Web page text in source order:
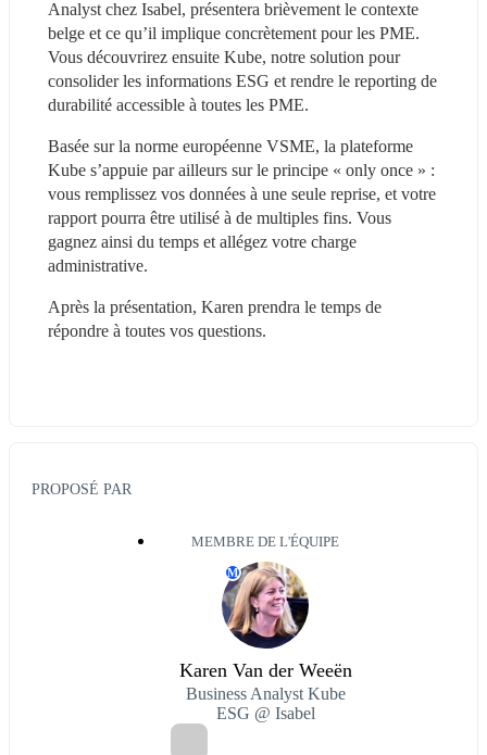
Analyst chez Isabel, présentera brièvement le contexte
belge et ce qu’il implique concrètement pour les PME.
Vous découvrirez ensuite Kube, notre solution pour
consolider les informations ESG et rendre le reporting de
durabilité accessible à toutes les PME.
Basée sur la norme européenne VSME, la plateforme
Kube s’appuie par ailleurs sur le principe « only once » :
vous remplissez vos données à une seule reprise, et votre
rapport pourra être utilisé à de multiples fins. Vous
gagnez ainsi du temps et allégez votre charge
administrative.
Après la présentation, Karen prendra le temps de
répondre à toutes vos questions.
PROPOSÉ PAR
MEMBRE DE L'ÉQUIPE
M
Karen Van der Weeën
Business Analyst Kube
ESG @ Isabel